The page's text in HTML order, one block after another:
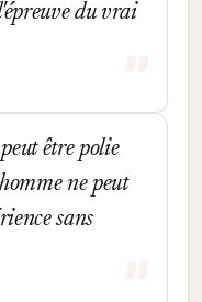
du vrai
être polie
ne peut
sans